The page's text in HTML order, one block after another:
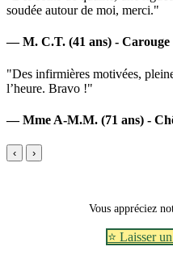
soudée autour de moi, merci."
— M. C.T. (41 ans) - Carouge
"Des infirmières motivées,
l’heure. Bravo !"
— Mme A-M.M. (71 ans) -
‹ ›
Vous appréciez
⭐ Laisser